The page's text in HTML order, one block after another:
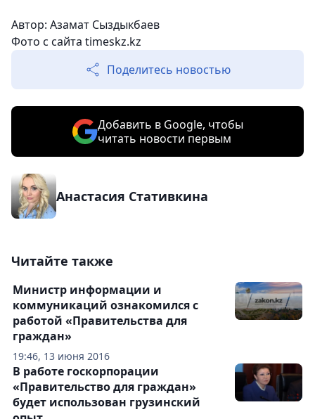
Автор: Азамат Сыздыкбаев
Фото с сайта timeskz.kz
Поделитесь новостью
Добавить в Google, чтобы
читать новости первым
Анастасия Стативкина
Читайте также
19:46, 13 июня 2016
Министр информации и
коммуникаций ознакомился с
работой «Правительства для
граждан»
В работе госкорпорации
«Правительство для граждан»
будет использован грузинский